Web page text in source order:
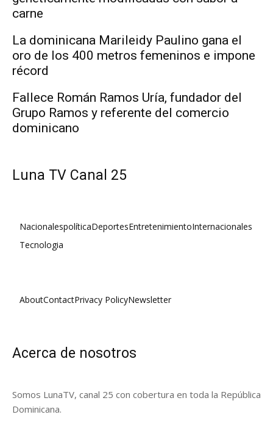
carne
La dominicana Marileidy Paulino gana el
oro de los 400 metros femeninos e impone
récord
Fallece Román Ramos Uría, fundador del
Grupo Ramos y referente del comercio
dominicano
Luna TV Canal 25
NacionalespolíticaDeportesEntretenimientoInternacionales
Tecnologia
AboutContactPrivacy PolicyNewsletter
Acerca de nosotros
Somos LunaTV, canal 25 con cobertura en toda la República
Dominicana.